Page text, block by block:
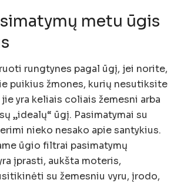
metu ūgis
rungtynes ​​pagal ūgį, jei norite,
puikius žmones, kurių nesutiksite
yra keliais coliais žemesni arba
„idealų“ ūgį. Pasimatymai su
nieko nesako apie santykius.
ūgio filtrai pasimatymų
įprasti, aukšta moteris,
su žemesniu vyru, įrodo,